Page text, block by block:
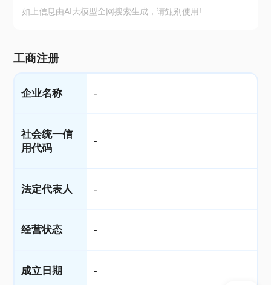
如上信息由AI大模型全网搜索生成，请甄别使用!
工商注册
企业名称 -
社会统一信
用代码
-
法定代表人 -
经营状态 -
成立日期 -